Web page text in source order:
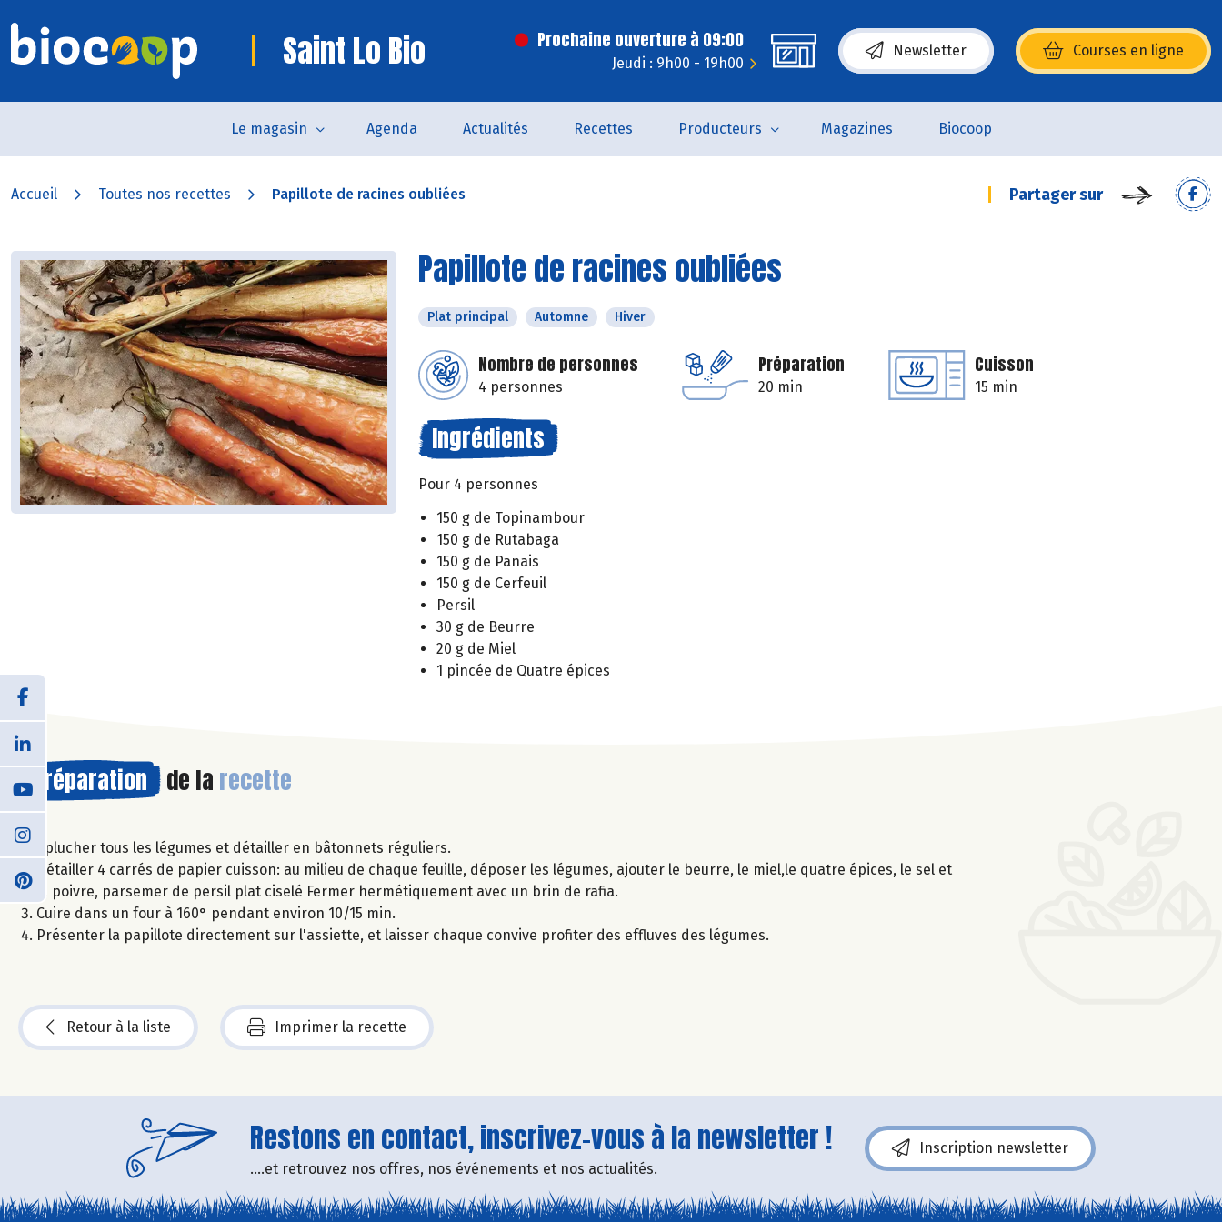
Saint Lo Bio Prochaine ouverture à 09:00
Jeudi : 9h00 - 19h00
Newsletter Courses en ligne
(s’ouvre dans une nouvelle fenêtre)
Le magasin Agenda Actualités Recettes Producteurs Magazines Biocoop
Accueil Toutes nos recettes Papillote de racines oubliées Partager sur
Papillote de racines oubliées
Plat principal Automne Hiver
Nombre de personnes
4 personnes
Préparation
20 min
Cuisson
15 min
Ingrédients
Pour 4 personnes
150 g de Topinambour
150 g de Rutabaga
150 g de Panais
150 g de Cerfeuil
Persil
30 g de Beurre
20 g de Miel
1 pincée de Quatre épices
Préparation de la recette
Eplucher tous les légumes et détailler en bâtonnets réguliers.
Détailler 4 carrés de papier cuisson: au milieu de chaque feuille, déposer les légumes, ajouter le beurre, le miel,le quatre épices, le sel et
le poivre, parsemer de persil plat ciselé Fermer hermétiquement avec un brin de rafia.
Cuire dans un four à 160° pendant environ 10/15 min.
Présenter la papillote directement sur l'assiette, et laisser chaque convive profiter des effluves des légumes.
Retour à la liste Imprimer la recette
Restons en contact, inscrivez-vous à la newsletter !
....et retrouvez nos offres, nos événements et nos actualités.
Inscription newsletter